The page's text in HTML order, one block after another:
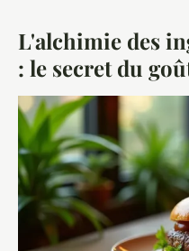
L'alchimie des
: le secret du